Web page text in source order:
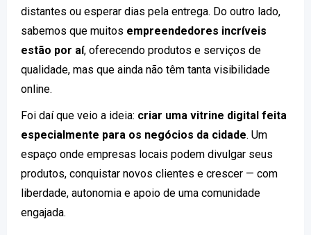
distantes ou esperar dias pela entrega. Do outro lado,
sabemos que muitos empreendedores incríveis
estão por aí, oferecendo produtos e serviços de
qualidade, mas que ainda não têm tanta visibilidade
online.
Foi daí que veio a ideia: criar uma vitrine digital feita
especialmente para os negócios da cidade. Um
espaço onde empresas locais podem divulgar seus
produtos, conquistar novos clientes e crescer — com
liberdade, autonomia e apoio de uma comunidade
engajada.